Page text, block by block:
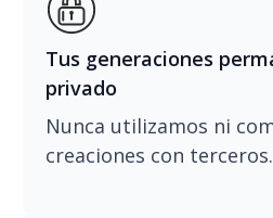
Tus generaciones
privado
Nunca utilizamos ni
creaciones con terceros.